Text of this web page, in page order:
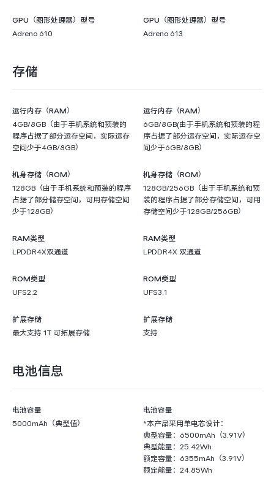
GPU（图形处理器）型号
Adreno 610
GPU（图形处理器）型号
Adreno 613
存储
运行内存（RAM）
4GB/8GB（由于手机系统和预装的
程序占据了部分运存空间，实际运存
空间少于4GB/8GB）
运行内存（RAM）
6GB/8GB(由于手机系统和预装的程
序占据了部分运存空间，实际运存空
间少于6GB/8GB）
机身存储（ROM）
128GB（由于手机系统和预装的程序
占据了部分储存空间，可用存储空间
少于128GB）
机身存储（ROM）
128GB/256GB（由于手机系统和预
装的程序占据了部分存储空间，可用
存储空间少于128GB/256GB）
RAM类型
LPDDR4X双通道
RAM类型
LPDDR4X 双通道
ROM类型
UFS2.2
ROM类型
UFS3.1
扩展存储
最大支持 1T 可拓展存储
扩展存储
支持
电池信息
电池容量
5000mAh（典型值）
电池容量
*本产品采用单电芯设计：
典型容量：6500mAh（3.91V）
典型能量：25.42Wh
额定容量：6355mAh（3.91V）
额定能量：24.85Wh